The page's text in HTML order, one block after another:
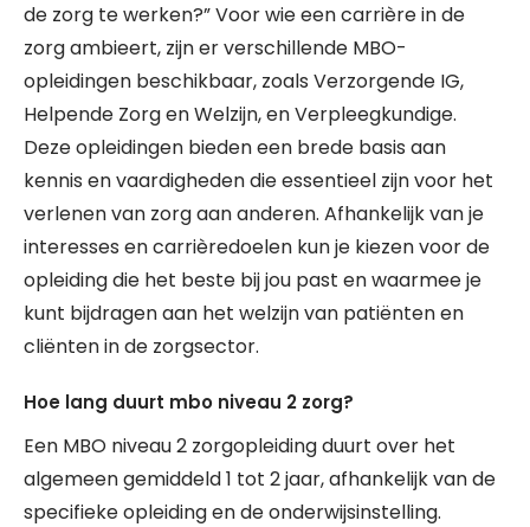
de zorg te werken?” Voor wie een carrière in de
zorg ambieert, zijn er verschillende MBO-
opleidingen beschikbaar, zoals Verzorgende IG,
Helpende Zorg en Welzijn, en Verpleegkundige.
Deze opleidingen bieden een brede basis aan
kennis en vaardigheden die essentieel zijn voor het
verlenen van zorg aan anderen. Afhankelijk van je
interesses en carrièredoelen kun je kiezen voor de
opleiding die het beste bij jou past en waarmee je
kunt bijdragen aan het welzijn van patiënten en
cliënten in de zorgsector.
Hoe lang duurt mbo niveau 2 zorg?
Een MBO niveau 2 zorgopleiding duurt over het
algemeen gemiddeld 1 tot 2 jaar, afhankelijk van de
specifieke opleiding en de onderwijsinstelling.